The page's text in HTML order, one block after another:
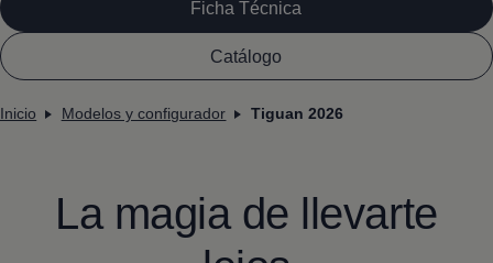
Ficha Técnica
Catálogo
Inicio Modelos y configurador Tiguan 2026
La magia de llevarte